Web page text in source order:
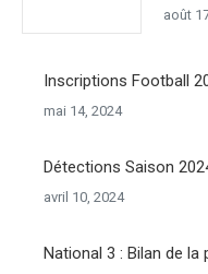
août
Inscriptions Football
mai 14, 2024
Détections Saison
avril 10, 2024
National 3 : Bilan de